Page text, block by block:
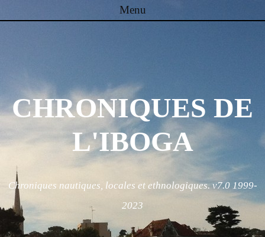
Menu
CHRONIQUES DE
L'IBOGA
Chroniques nautiques, locales et ethnologiques. v7.0 1999-
2023